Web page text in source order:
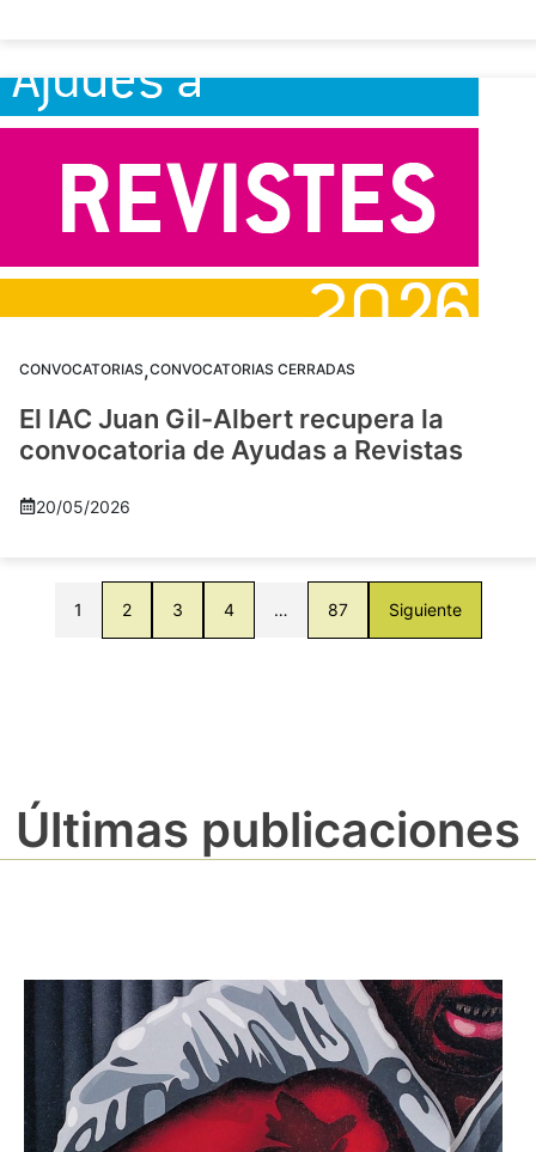
CONVOCATORIAS,CONVOCATORIAS CERRADAS
El IAC Juan Gil-Albert recupera la
convocatoria de Ayudas a Revistas
20/05/2026
1 2 3 4 … 87 Siguiente
Últimas publicaciones